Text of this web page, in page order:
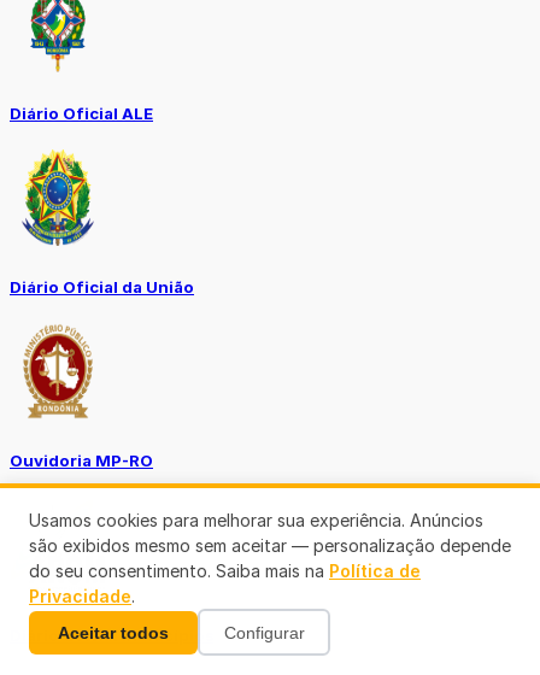
Diário Oficial ALE
Diário Oficial da União
Ouvidoria MP-RO
Diário Oficial Municípios
Usamos cookies para melhorar sua experiência. Anúncios
são exibidos mesmo sem aceitar — personalização depende
do seu consentimento. Saiba mais na Política de
Privacidade.
Aceitar todos Configurar